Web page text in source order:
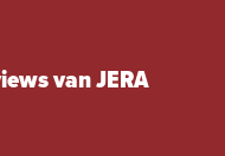
van JERA